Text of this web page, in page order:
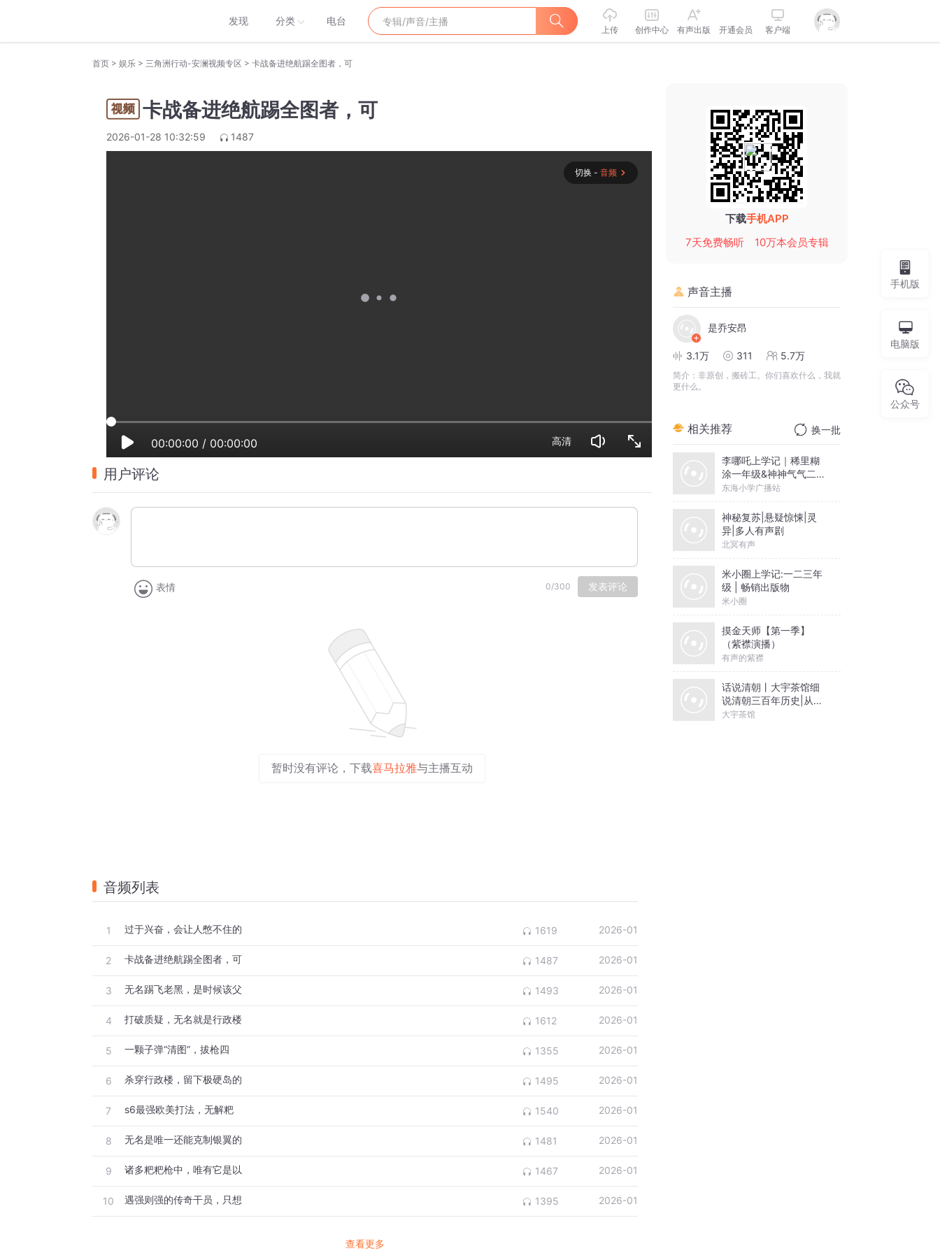
发现 分类 电台
上传 创作中心 有声出版 开通会员 客户端
首页 > 娱乐 > 三角洲行动-安澜视频专区 > 卡战备进绝航踢全图者，可
卡战备进绝航踢全图者，可
2026-01-28 10:32:59 1487
切换 - 音频
00:00:00 / 00:00:00 高清
用户评论
表情 0/300 发表评论
暂时没有评论，下载喜马拉雅与主播互动
音频列表
1 过于兴奋，会让人憋不住的 1619 2026-01
2 卡战备进绝航踢全图者，可 1487 2026-01
3 无名踢飞老黑，是时候该父 1493 2026-01
4 打破质疑，无名就是行政楼 1612 2026-01
5 一颗子弹“清图”，拔枪四 1355 2026-01
6 杀穿行政楼，留下极硬岛的 1495 2026-01
7 s6最强欧美打法，无解粑 1540 2026-01
8 无名是唯一还能克制银翼的 1481 2026-01
9 诸多粑粑枪中，唯有它是以 1467 2026-01
10 遇强则强的传奇干员，只想 1395 2026-01
查看更多
下载手机APP
7天免费畅听
10万本会员专辑
声音主播
是乔安昂
3.1万 311 5.7万
简介： 非原创，搬砖工。你们喜欢什么，我就
更什么。
相关推荐 换一批
李哪吒上学记｜稀里糊
涂一年级&神神气气二年
级
东海小学广播站
神秘复苏|悬疑惊悚|灵
异|多人有声剧
北冥有声
米小圈上学记:一二三年
级 | 畅销出版物
米小圈
摸金天师【第一季】
（紫襟演播）
有声的紫襟
话说清朝丨大宇茶馆细
说清朝三百年历史|从努
尔哈赤到末代皇帝溥仪|
大宇茶馆
手机版
电脑版
公众号